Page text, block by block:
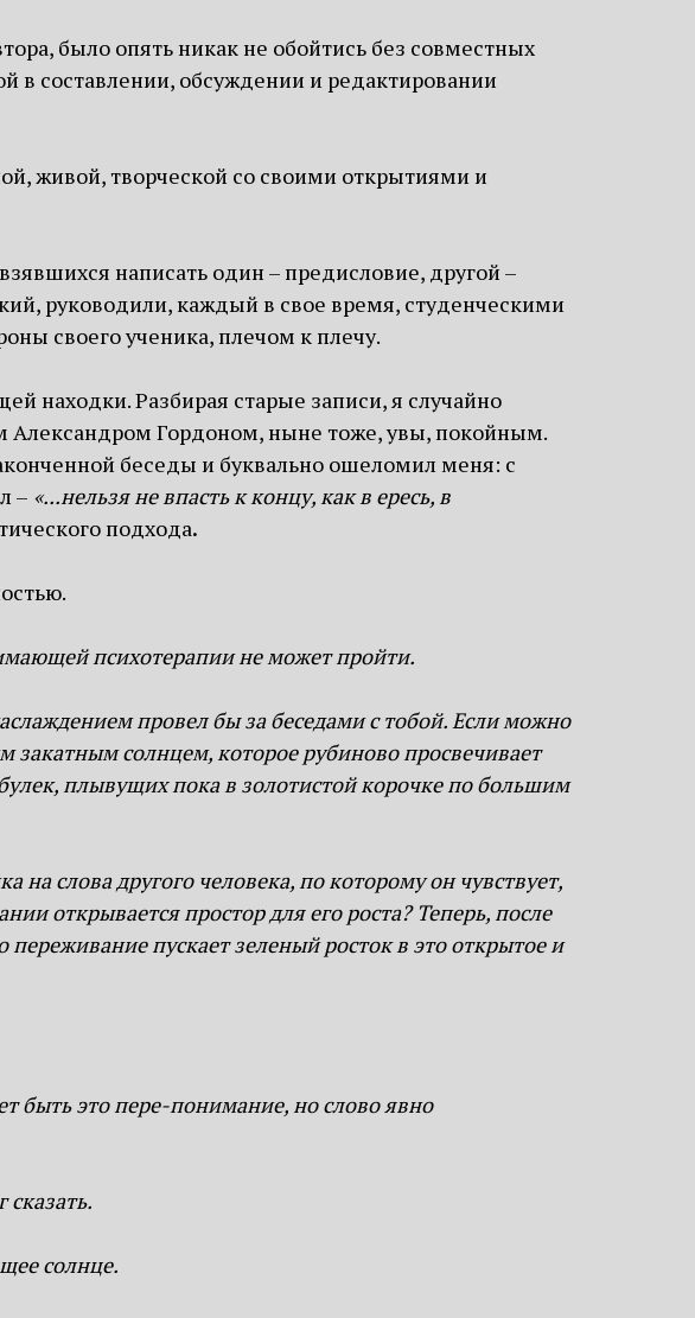
было опять никак не обойтись без совместных
составлении, обсуждении и редактировании
живой, творческой со своими открытиями и
написать один – предисловие, другой –
руководили, каждый в свое время, студенческими
своего ученика, плечом к плечу.
находки. Разбирая старые записи, я случайно
Александром Гордоном, ныне тоже, увы, покойным.
беседы и буквально ошеломил меня: с
– «...нельзя не впасть к концу, как в ересь, в
подхода.
психотерапии не может пройти.
провел бы за беседами с тобой. Если можно
закатным солнцем, которое рубиново просвечивает
плывущих пока в золотистой корочке по большим
слова другого человека, по которому он чувствует,
открывается простор для его роста? Теперь, после
пускает зеленый росток в это открытое и
быть это пере-понимание, но слово явно
солнце.